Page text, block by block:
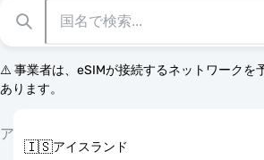
⚠️ 事業者は、eSIMが接続するネットワークを
あります。
ア
🇮🇸アイスランド